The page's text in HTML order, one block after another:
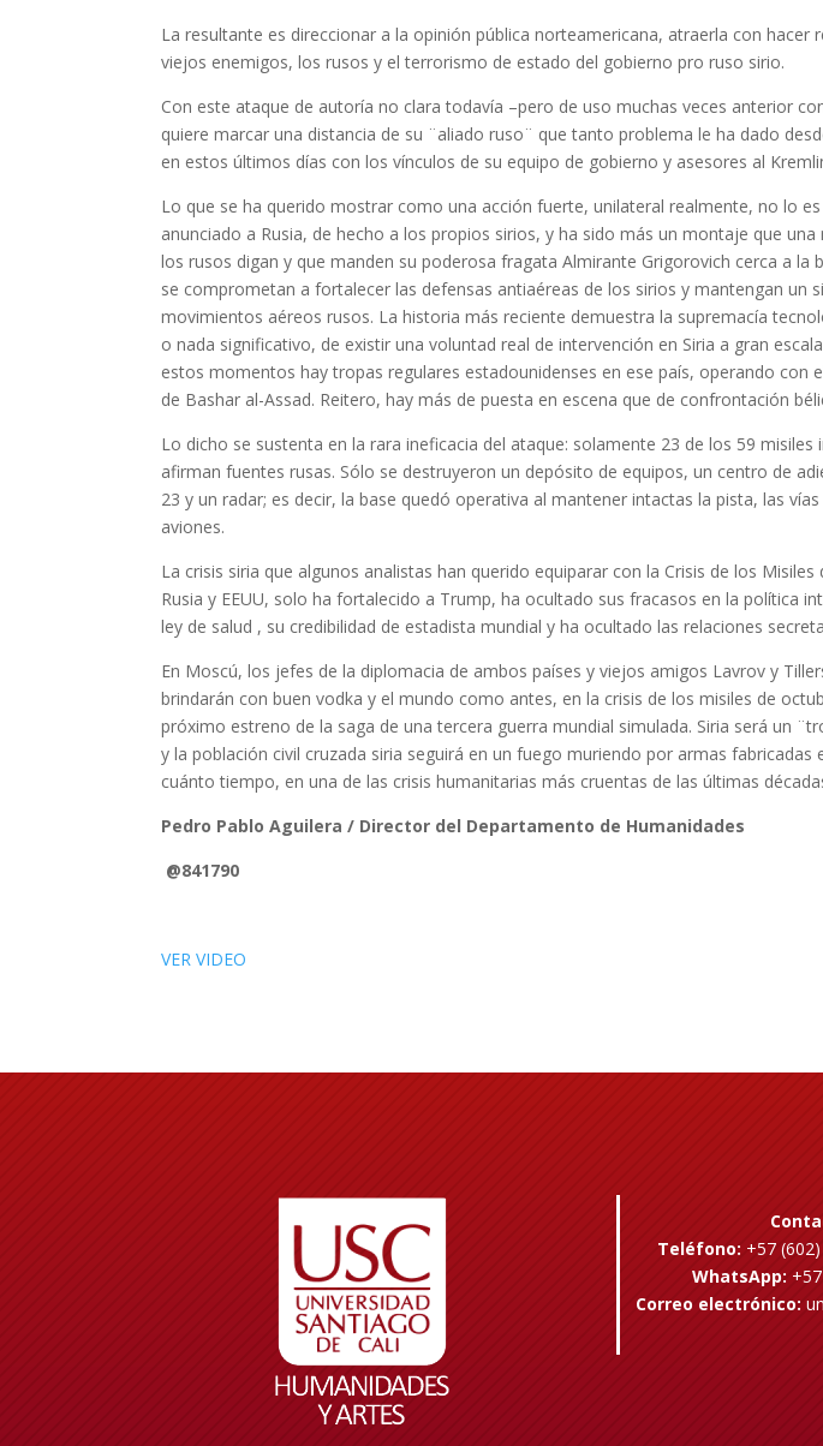
La resultante es direccionar a la opinión pública norteamericana, atraerla con hacer
viejos enemigos, los rusos y el terrorismo de estado del gobierno pro ruso sirio.
Con este ataque de autoría no clara todavía –pero de uso muchas veces anterior
quiere marcar una distancia de su ¨aliado ruso¨ que tanto problema le ha dado
en estos últimos días con los vínculos de su equipo de gobierno y asesores al
Lo que se ha querido mostrar como una acción fuerte, unilateral realmente, no lo
anunciado a Rusia, de hecho a los propios sirios, y ha sido más un montaje que
los rusos digan y que manden su poderosa fragata Almirante Grigorovich cerca a la
se comprometan a fortalecer las defensas antiaéreas de los sirios y mantengan un
movimientos aéreos rusos. La historia más reciente demuestra la supremacía
o nada significativo, de existir una voluntad real de intervención en Siria a gran
estos momentos hay tropas regulares estadounidenses en ese país, operando con
de Bashar al-Assad. Reitero, hay más de puesta en escena que de confrontación
Lo dicho se sustenta en la rara ineficacia del ataque: solamente 23 de los 59
afirman fuentes rusas. Sólo se destruyeron un depósito de equipos, un centro de
23 y un radar; es decir, la base quedó operativa al mantener intactas la pista, las
aviones.
La crisis siria que algunos analistas han querido equiparar con la Crisis de los
Rusia y EEUU, solo ha fortalecido a Trump, ha ocultado sus fracasos en la política
ley de salud , su credibilidad de estadista mundial y ha ocultado las relaciones
En Moscú, los jefes de la diplomacia de ambos países y viejos amigos Lavrov y
brindarán con buen vodka y el mundo como antes, en la crisis de los misiles de
próximo estreno de la saga de una tercera guerra mundial simulada. Siria será un
y la población civil cruzada siria seguirá en un fuego muriendo por armas fabricadas
cuánto tiempo, en una de las crisis humanitarias más cruentas de las últimas
Pedro Pablo Aguilera / Director del Departamento de Humanidades
@841790
VER VIDEO
Teléfono: +57
WhatsApp:
Correo electrónico: